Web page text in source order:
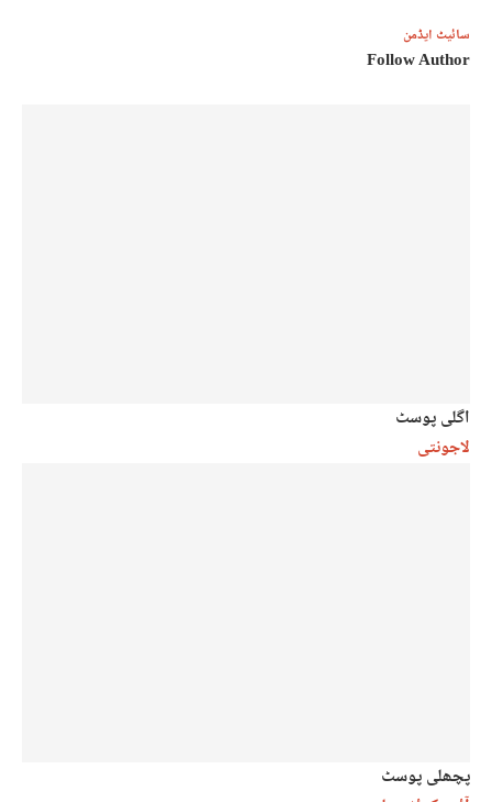
سائیٹ ایڈمن
Follow Author
اگلی پوسٹ
لاجونتی
پچھلی پوسٹ